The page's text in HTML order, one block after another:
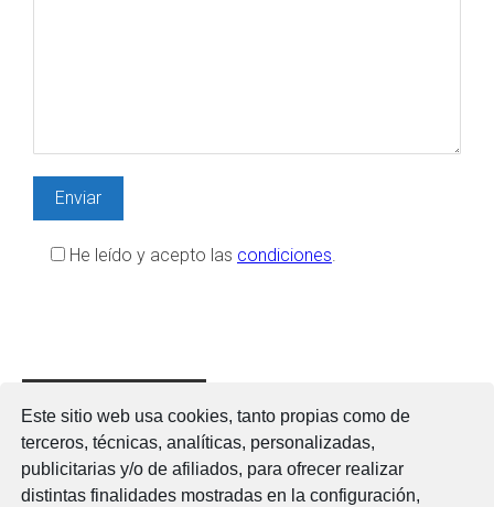
Este sitio web usa cookies, tanto propias como de
terceros, técnicas, analíticas, personalizadas,
publicitarias y/o de afiliados, para ofrecer realizar
distintas finalidades mostradas en la configuración,
He leído y acepto las condiciones.
Lo siento, debes estarconectado para publicar un
comentario.